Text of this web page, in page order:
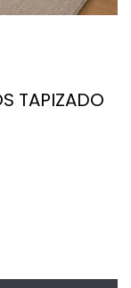
TAPIZADO